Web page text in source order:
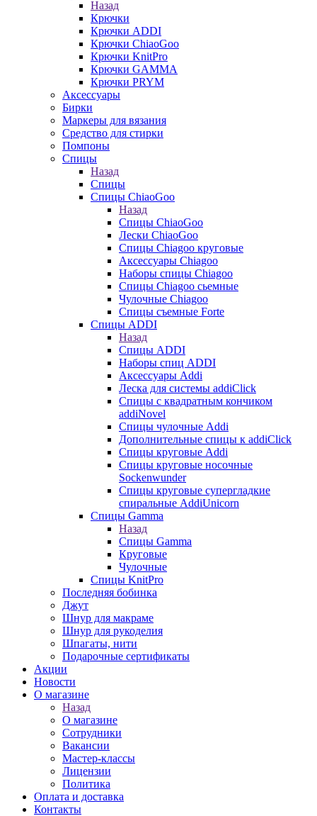
Назад
Крючки
Крючки ADDI
Крючки ChiaoGoo
Крючки KnitPro
Крючки GAMMA
Крючки PRYM
Аксессуары
Бирки
Маркеры для вязания
Средство для стирки
Помпоны
Спицы
Назад
Спицы
Спицы ChiaoGoo
Назад
Спицы ChiaoGoo
Лески ChiaoGoo
Cпицы Сhiagoo круговые
Аксессуары Chiagoo
Наборы спицы Chiagoo
Спицы Chiagoo сьемные
Чулочные Chiagoo
Спицы съемные Forte
Спицы ADDI
Назад
Спицы ADDI
Наборы спиц ADDI
Аксессуары Addi
Леска для системы addiClick
Спицы с квадратным кончиком
addiNovel
Спицы чулочные Addi
Дополнительные спицы к addiClick
Спицы круговые Addi
Спицы круговые носочные
Sockenwunder
Спицы круговые супергладкие
спиральные AddiUnicorn
Спицы Gamma
Назад
Спицы Gamma
Круговые
Чулочные
Спицы KnitPro
Последняя бобинка
Джут
Шнур для макраме
Шнур для рукоделия
Шпагаты, нити
Подарочные сертификаты
Акции
Новости
О магазине
Назад
О магазине
Сотрудники
Вакансии
Мастер-классы
Лицензии
Политика
Оплата и доставка
Контакты